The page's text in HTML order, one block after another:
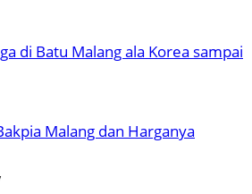
di Batu Malang ala Korea sampai
Malang dan Harganya